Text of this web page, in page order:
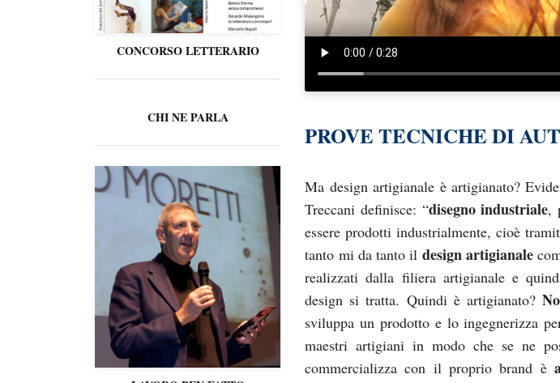
CONCORSO LETTERARIO
CHI NE PARLA
PROVE TECNICHE DI
Ma design artigianale è artigianato?
Treccani definisce: “disegno industriale,
essere prodotti industrialmente, cioè
tanto mi da tanto il design artigianale
realizzati dalla filiera artigianale e
design si tratta. Quindi è artigianato?
sviluppa un prodotto e lo ingegnerizza
maestri artigiani in modo che se ne
commercializza con il proprio brand è